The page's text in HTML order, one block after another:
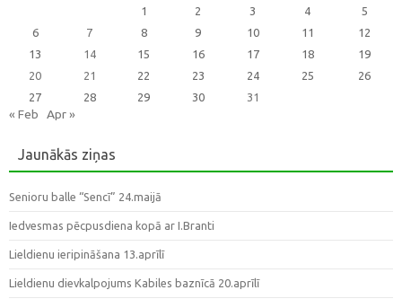
1
2 3 4
5
6
7 8 9 10 11
12
13
14 15 16 17 18
19
20
21 22 23 24 25
26
27
28 29 30 31
« Feb Apr »
Jaunākās ziņas
Senioru balle “Sencī” 24.maijā
Iedvesmas pēcpusdiena kopā ar I.Branti
Lieldienu ieripināšana 13.aprīlī
Lieldienu dievkalpojums Kabiles baznīcā 20.aprīlī